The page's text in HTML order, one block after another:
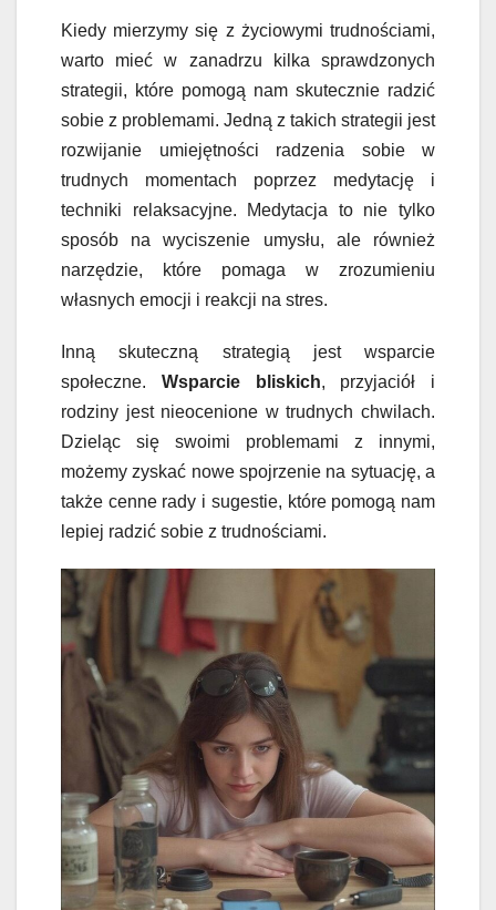
Kiedy mierzymy się z życiowymi trudnościami,
warto mieć w zanadrzu kilka sprawdzonych
strategii, które pomogą nam skutecznie radzić
sobie z problemami. Jedną z takich strategii jest
rozwijanie umiejętności radzenia sobie w
trudnych momentach poprzez medytację i
techniki relaksacyjne. Medytacja to nie tylko
sposób na wyciszenie umysłu, ale również
narzędzie, które pomaga w zrozumieniu
własnych emocji i reakcji na stres.
Inną skuteczną strategią jest wsparcie
społeczne. Wsparcie bliskich, przyjaciół i
rodziny jest nieocenione w trudnych chwilach.
Dzieląc się swoimi problemami z innymi,
możemy zyskać nowe spojrzenie na sytuację, a
także cenne rady i sugestie, które pomogą nam
lepiej radzić sobie z trudnościami.